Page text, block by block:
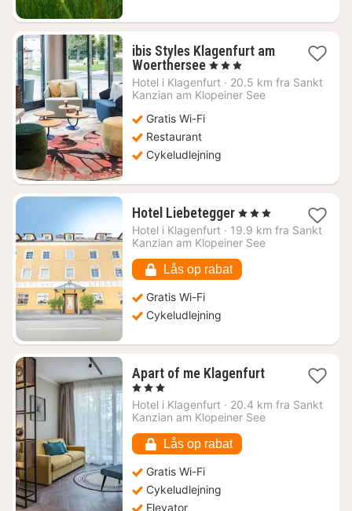
ibis Styles Klagenfurt am
Woerthersee1
nat
fra
741
, 3 Stjerner
Hotel i Klagenfurt · 20.5 km fra Sankt
Kanzian am Klopeiner See
Gratis Wi-Fi
Restaurant
Cykeludlejning
Hotel Liebetegger1
nat
fra
kr.
, 3 Stjerner
Hotel i Klagenfurt · 19.9 km fra Sankt
Kanzian am Klopeiner See
Lås op rabat
Gratis Wi-Fi
Cykeludlejning
Apart of me Klagenfurt1
fra
790
, 3 Stjerner
Hotel i Klagenfurt · 20.4 km fra Sankt
Kanzian am Klopeiner See
Lås op rabat
Gratis Wi-Fi
Cykeludlejning
Elevator